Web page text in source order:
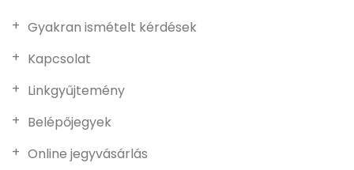
Gyakran ismételt kérdések
Kapcsolat
Linkgyűjtemény
Belépőjegyek
Online jegyvásárlás